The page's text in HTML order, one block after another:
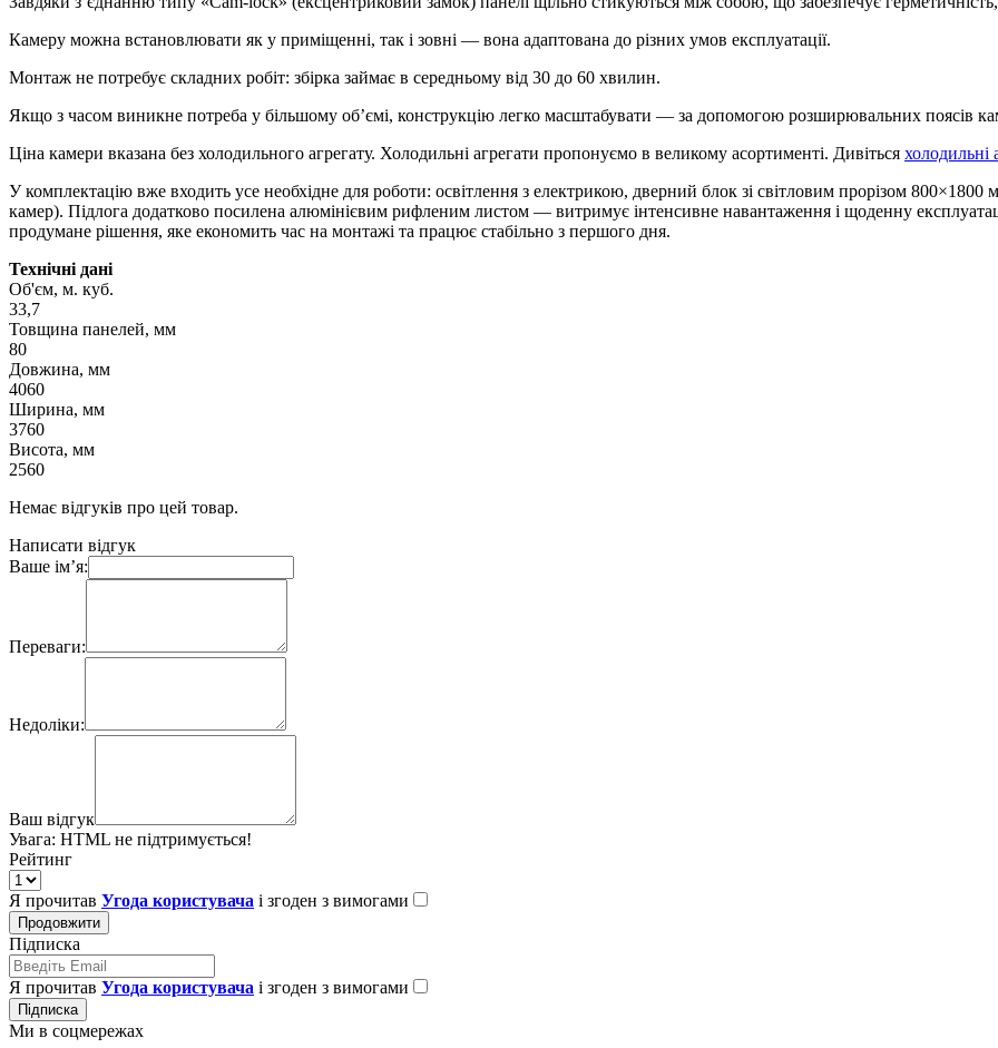
Камеру можна встановлювати як у приміщенні, так і зовні — вона адаптована до різних умов експлуатації.
Монтаж не потребує складних робіт: збірка займає в середньому від 30 до 60 хвилин.
Якщо з часом виникне потреба у більшому об’ємі, конструкцію легко масштабувати — за допомогою розширювальних поясів
Ціна камери вказана без холодильного агрегату. Холодильні агрегати пропонуємо в великому асортименті. Дивіться холодильні
У комплектацію вже входить усе необхідне для роботи: освітлення з електрикою, дверний блок зі світловим прорізом
камер). Підлога додатково посилена алюмінієвим рифленим листом — витримує інтенсивне навантаження і щоденну
продумане рішення, яке економить час на монтажі та працює стабільно з першого дня.
Технічні дані
Об'єм, м. куб.
33,7
Товщина панелей, мм
80
Довжина, мм
4060
Ширина, мм
3760
Висота, мм
2560
Немає відгуків про цей товар.
Написати відгук
Ваше ім’я:
Переваги:
Недоліки:
Ваш відгук
Увага: HTML не підтримується!
Рейтинг
Я прочитав Угода користувача і згоден з вимогами
Продовжити
Підписка
Я прочитав Угода користувача і згоден з вимогами
Підписка
Ми в соцмережах